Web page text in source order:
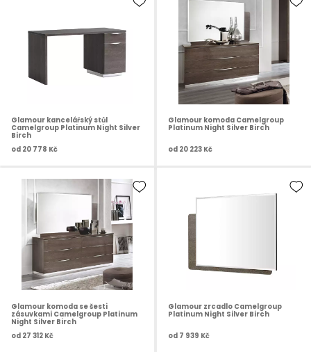
Glamour kancelářský stůl
Camelgroup Platinum Night Silver
Birch
od 20 778 Kč
Glamour komoda Camelgroup
Platinum Night Silver Birch
od 20 223 Kč
Glamour komoda se šesti
zásuvkami Camelgroup Platinum
Night Silver Birch
od 27 312 Kč
Glamour zrcadlo Camelgroup
Platinum Night Silver Birch
od 7 939 Kč